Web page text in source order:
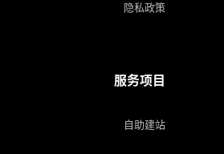
隐私政策
服务项目
自助建站